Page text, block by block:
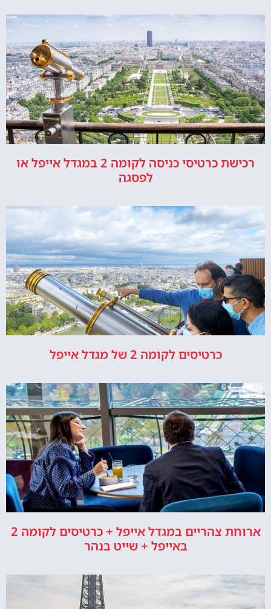
רכישת כרטיסי כניסה לקומה 2 במגדל אייפל או
לפסגה
כרטיסים לקומה 2 של מגדל אייפל
ארוחת צהריים במגדל אייפל + כרטיסים לקומה 2
באייפל + שייט בנהר